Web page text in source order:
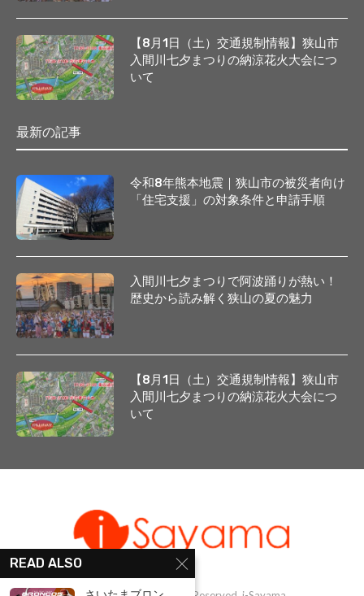
【8月1日（土）交通規制情報】狭山市
入間川七夕まつりの納涼花火大会につ
いて
最新の記事
令和8年熊本地震｜狭山市の被災者向け
「住宅支援」の対象条件と申請手順
入間川七夕まつりで阿波踊りが熱い！
歴史から読み解く狭山の夏の魅力
【8月1日（土）交通規制情報】狭山市
入間川七夕まつりの納涼花火大会につ
いて
READ ALSO